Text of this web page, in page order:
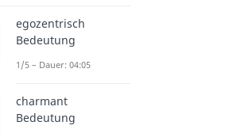
egozentrisch
Bedeutung
1/5 – Dauer: 04:05
charmant
Bedeutung